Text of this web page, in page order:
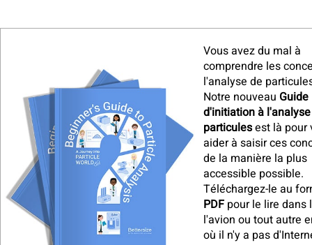
Vous avez du mal à
comprendre les
l'analyse de
Notre nouveau Guide
d'initiation à
particulesest là pour
aider à saisir ces
de la manière la plus
accessible possible.
Téléchargez-le au
PDF pour le lire dans
l'avion ou tout autre
où il n'y a pas